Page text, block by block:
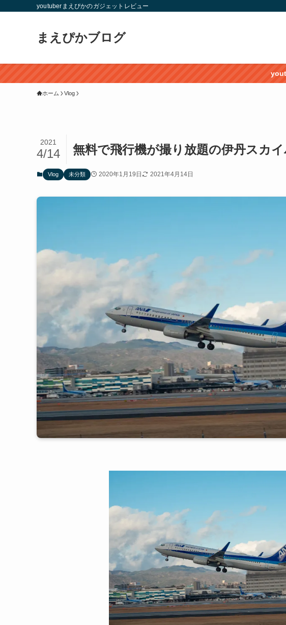
youtuberまえぴかのガジェットレビュー
まえぴかブログ
ホーム Vlog
無料で飛行機が撮り放題の伊丹スカ
2021
4/14
Vlog 未分類 2020年1月19日 2021年4月14日